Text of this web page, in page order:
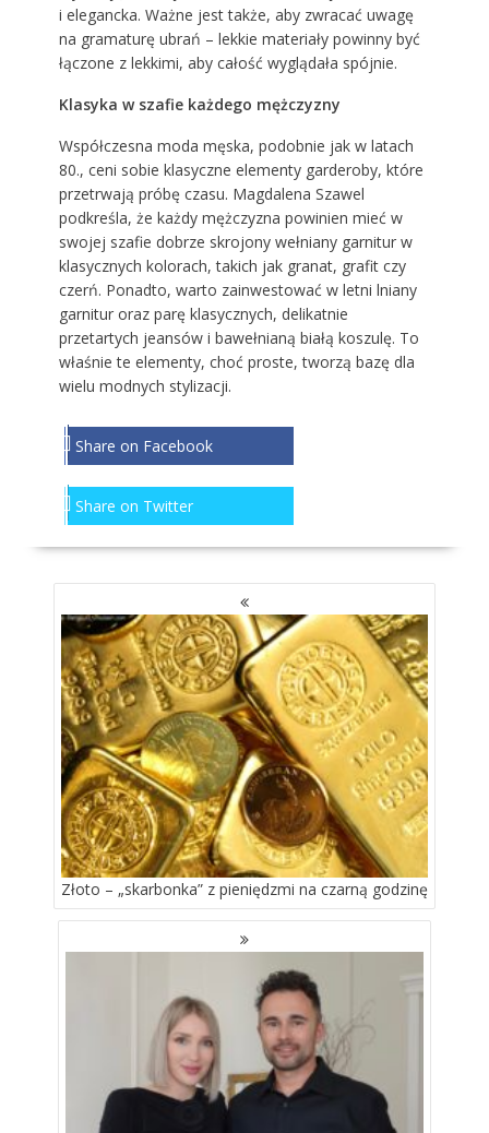
i elegancka. Ważne jest także, aby zwracać uwagę
na gramaturę ubrań – lekkie materiały powinny być
łączone z lekkimi, aby całość wyglądała spójnie.
Klasyka w szafie każdego mężczyzny
Współczesna moda męska, podobnie jak w latach
80., ceni sobie klasyczne elementy garderoby, które
przetrwają próbę czasu. Magdalena Szawel
podkreśla, że każdy mężczyzna powinien mieć w
swojej szafie dobrze skrojony wełniany garnitur w
klasycznych kolorach, takich jak granat, grafit czy
czerń. Ponadto, warto zainwestować w letni lniany
garnitur oraz parę klasycznych, delikatnie
przetartych jeansów i bawełnianą białą koszulę. To
właśnie te elementy, choć proste, tworzą bazę dla
wielu modnych stylizacji.
Share on Facebook
Share on Twitter
NAWIGACJA
WPISACH
Złoto – „skarbonka” z pieniędzmi na czarną godzinę